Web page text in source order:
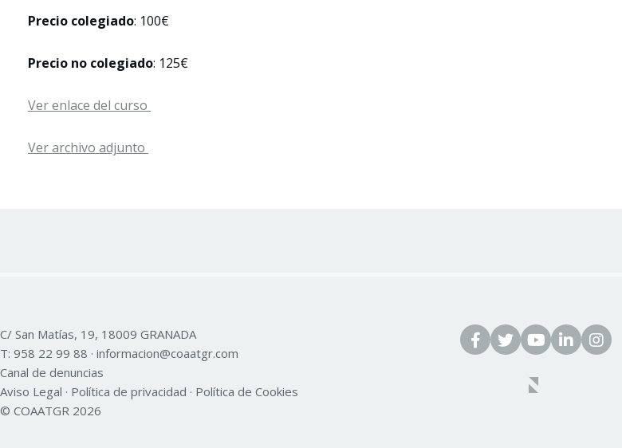
Precio colegiado: 100€
Precio no colegiado: 125€
Ver enlace del curso
Ver archivo adjunto
C/ San Matías, 19, 18009 GRANADA
T: 958 22 99 88 · informacion@coaatgr.com
Canal de denuncias
Aviso Legal · Política de privacidad · Política de Cookies
© COAATGR 2026